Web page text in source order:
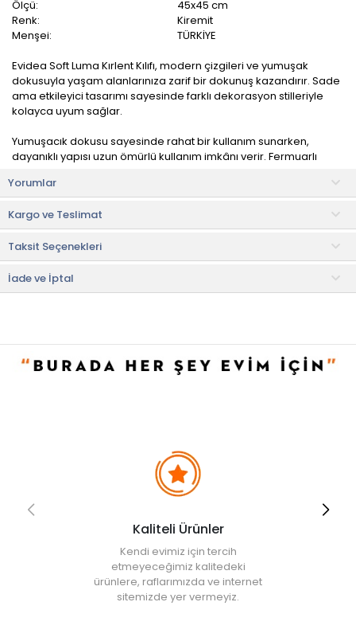
Ölçü:
45x45 cm
Renk:
Kiremit
Menşei:
TÜRKİYE
Evidea Soft Luma Kırlent Kılıfı, modern çizgileri ve yumuşak
dokusuyla yaşam alanlarınıza zarif bir dokunuş kazandırır. Sade
ama etkileyici tasarımı sayesinde farklı dekorasyon stilleriyle
kolayca uyum sağlar.
Yumuşacık dokusu sayesinde rahat bir kullanım sunarken,
dayanıklı yapısı uzun ömürlü kullanım imkânı verir. Fermuarlı
pratik bir şekilde temizleyebilirsiniz.
Tek başına sade bir vurgu yaratabilir ya da farklı renk ve
desenlerle kombinlenerek mekâna karakter katar. Her
detayında konforu ve estetiği bir araya getiren özel bir
tasarımdır.
Kullanım ve Bakım Bilgileri
Yorumlar
Kargo ve Teslimat
Taksit Seçenekleri
İade ve İptal
Kaliteli Ürünler
Kendi evimiz için tercih
etmeyeceğimiz kalitedeki
ürünlere, raflarımızda ve internet
sitemizde yer vermeyiz.